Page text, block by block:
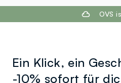
OVS
Ein Klick, ein
-10% sofort für